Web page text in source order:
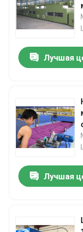
О нас
Проверка
новости
Спросите цитату
stenter
Лучшая
Лучшая